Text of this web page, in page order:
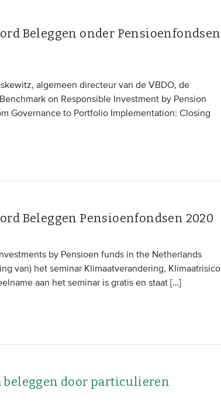
Beleggen onder Pensioenfondsen
algemeen directeur van de VBDO, de
on Responsible Investment by Pension
Governance to Portfolio Implementation: Closing
Beleggen Pensioenfondsen 2020
by Pensioen funds in the Netherlands
van) het seminar Klimaatverandering, Klimaatrisico
aan het seminar is gratis en staat […]
beleggen door particulieren